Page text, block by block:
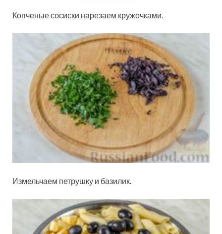
Копченые сосиски нарезаем кружочками.
Измельчаем петрушку и базилик.